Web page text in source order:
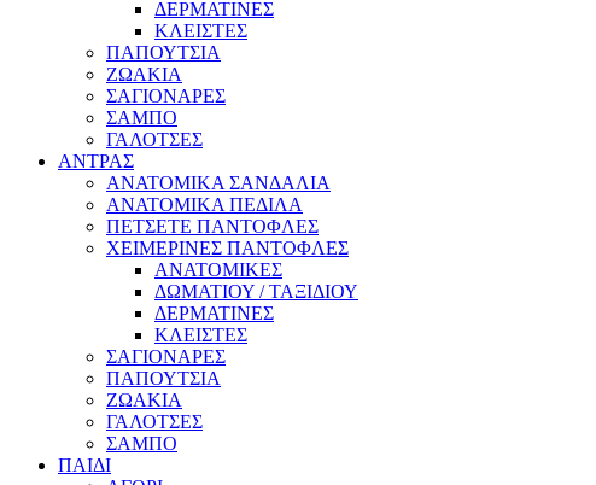
ΔΕΡΜΑΤΙΝΕΣ
ΚΛΕΙΣΤΕΣ
ΠΑΠΟΥΤΣΙΑ
ΖΩΑΚΙΑ
ΣΑΓΙΟΝΑΡΕΣ
ΣΑΜΠΟ
ΓΑΛΟΤΣΕΣ
ΑΝΤΡΑΣ
ΑΝΑΤΟΜΙΚΑ ΣΑΝΔΑΛΙΑ
ΑΝΑΤΟΜΙΚΑ ΠΕΔΙΛΑ
ΠΕΤΣΕΤΕ ΠΑΝΤΟΦΛΕΣ
ΧΕΙΜΕΡΙΝΕΣ ΠΑΝΤΟΦΛΕΣ
ΑΝΑΤΟΜΙΚΕΣ
ΔΩΜΑΤΙΟΥ / ΤΑΞΙΔΙΟΥ
ΔΕΡΜΑΤΙΝΕΣ
ΚΛΕΙΣΤΕΣ
ΣΑΓΙΟΝΑΡΕΣ
ΠΑΠΟΥΤΣΙΑ
ΖΩΑΚΙΑ
ΓΑΛΟΤΣΕΣ
ΣΑΜΠΟ
ΠΑΙΔΙ